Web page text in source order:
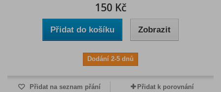
150 Kč
Přidat do košíku Zobrazit
Dodání 2-5 dnů
Přidat na seznam přání Přidat k porovnání